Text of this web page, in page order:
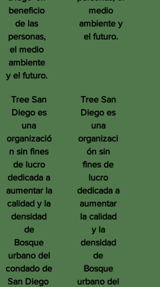
beneficio
de las
personas,
el medio
ambiente
y el futuro.
Tree San
Diego es
una
organizació
n sin fines
de lucro
dedicada a
aumentar la
calidad y la
densidad
de
Bosque
urbano del
condado de
San Diego
medio
ambiente y
el futuro.
Tree San
Diego es
una
organizaci
ón sin
fines de
lucro
dedicada a
aumentar
la calidad
y la
densidad
de
Bosque
urbano del